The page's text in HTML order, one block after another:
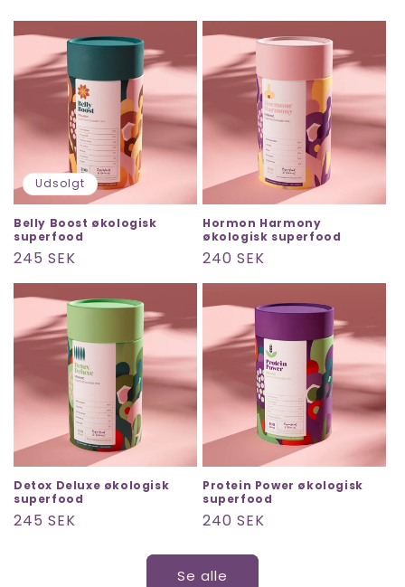
Udsolgt
Belly Boost økologisk
superfood
Normalpris
245 SEK
Hormon Harmony
økologisk superfood
Normalpris
240 SEK
Detox Deluxe økologisk
superfood
Normalpris
245 SEK
Protein Power økologisk
superfood
Normalpris
240 SEK
Se alle